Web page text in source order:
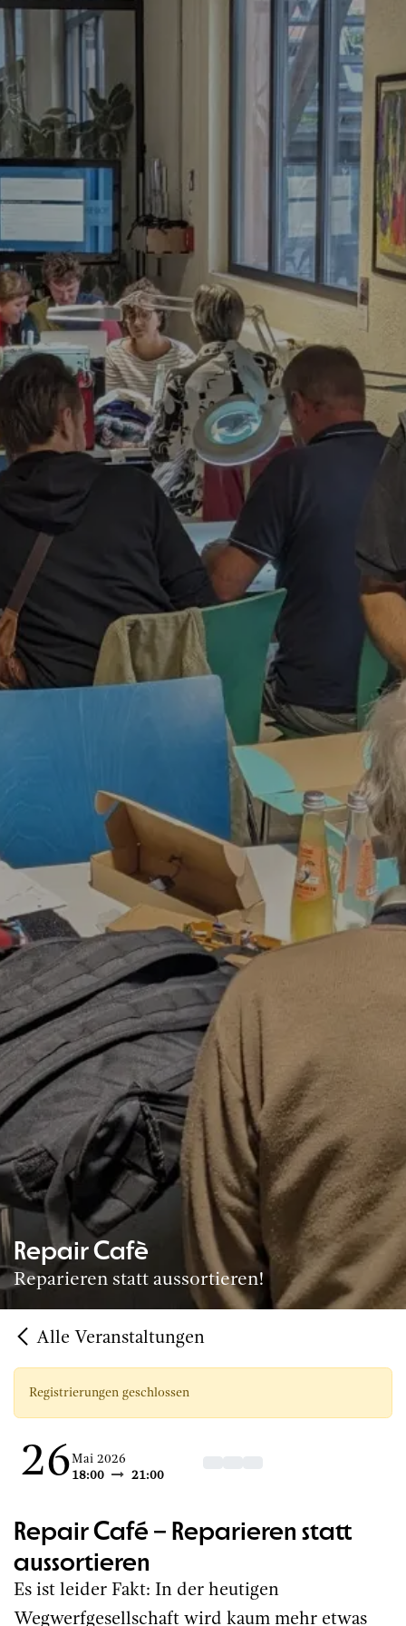
Repair Cafè
Reparieren statt aussortieren!
Alle Veranstaltungen
Registrierungen geschlossen
26Mai 2026
18:00
21:00
Repair Café – Reparieren statt
aussortieren
Es ist leider Fakt: In der heutigen
Wegwerfgesellschaft wird kaum mehr etwas